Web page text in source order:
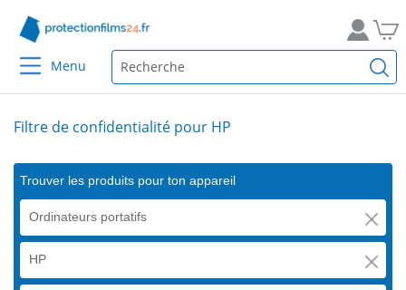
Menu
Filtre de confidentialité pour HP
Trouver les produits pour ton appareil
Ordinateurs portatifs
HP